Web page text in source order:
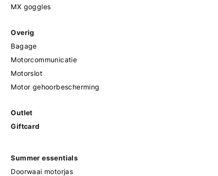
MX goggles
Overig
Bagage
Motorcommunicatie
Motorslot
Motor gehoorbescherming
Outlet
Giftcard
Summer essentials
Doorwaai motorjas